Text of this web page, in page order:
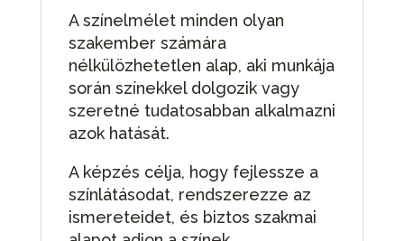
A színelmélet minden olyan
szakember számára
nélkülözhetetlen alap, aki munkája
során színekkel dolgozik vagy
szeretné tudatosabban alkalmazni
azok hatását.
A képzés célja, hogy fejlessze a
színlátásodat, rendszerezze az
ismereteidet, és biztos szakmai